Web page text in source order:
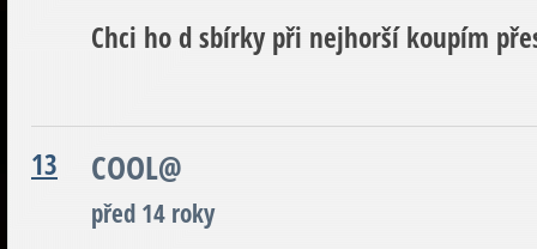
Chci ho d sbírky při nejhorší koupím
13 COOL@
před 14 roky